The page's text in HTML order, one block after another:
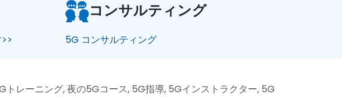
コンサルティング
5G コンサルティング
レーニング, 夜の5Gコース, 5G指導, 5Gインストラクター, 5G